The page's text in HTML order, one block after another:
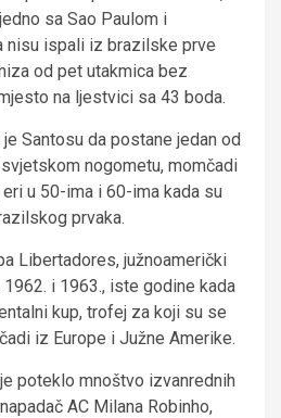
sa Sao Paulom i
nisu ispali iz brazilske prve
od pet utakmica bez
na ljestvici sa 43 boda.
Santosu da postane jedan od
nogometu, momčadi
u 50-ima i 60-ima kada su
prvaka.
Libertadores, južnoamerički
i 1963., iste godine kada
kup, trofej za koji su se
iz Europe i Južne Amerike.
poteklo mnoštvo izvanrednih
AC Milana Robinho,